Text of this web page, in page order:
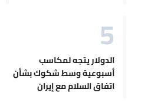
الدولار يتجه لمكاسب
أسبوعية وسط شكوك بشأن
اتفاق السلام مع إيران